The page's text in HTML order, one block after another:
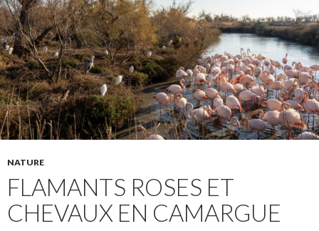
NATURE
FLAMANTS ROSES ET
CHEVAUX EN CAMARGUE